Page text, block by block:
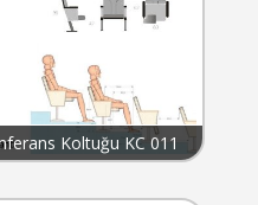
Koltuğu KC 011